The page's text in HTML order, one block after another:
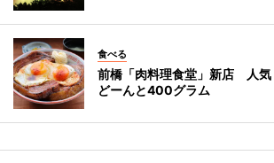
食べる
前橋「肉料理食堂」新店 人気
どーんと400グラム